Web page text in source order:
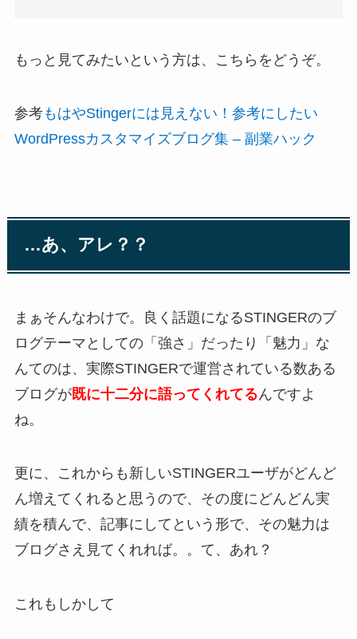
もっと見てみたいという方は、こちらをどうぞ。
参考もはやStingerには見えない！参考にしたい
WordPressカスタマイズブログ集 – 副業ハック
…あ、アレ？？
まぁそんなわけで。良く話題になるSTINGERのブ
ログテーマとしての「強さ」だったり「魅力」な
んてのは、実際STINGERで運営されている数ある
ブログが既に十二分に語ってくれてるんですよ
ね。
更に、これからも新しいSTINGERユーザがどんど
ん増えてくれると思うので、その度にどんどん実
績を積んで、記事にしてという形で、その魅力は
ブログさえ見てくれれば。。て、あれ？
これもしかして